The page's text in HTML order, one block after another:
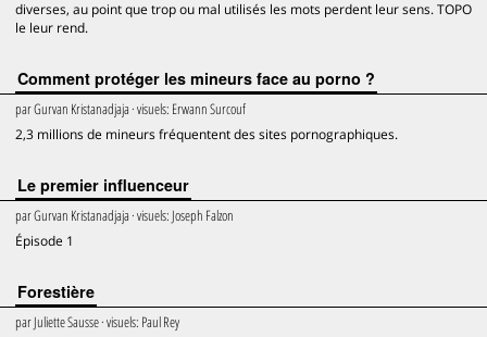
diverses, au point que trop ou mal utilisés les mots perdent leur sens. TOPO
le leur rend.
Comment protéger les mineurs face au porno ?
parGurvan Kristanadjaja · visuels: Erwann Surcouf
2,3 millions de mineurs fréquentent des sites pornographiques.
Le premier influenceur
parGurvan Kristanadjaja · visuels: Joseph Falzon
Épisode 1
Forestière
parJuliette Sausse· visuels: Paul Rey